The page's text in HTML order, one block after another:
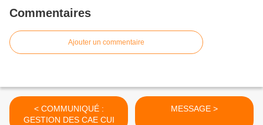
Commentaires
Ajouter un commentaire
< COMMUNIQUÉ :
GESTION DES CAE CUI
MESSAGE >